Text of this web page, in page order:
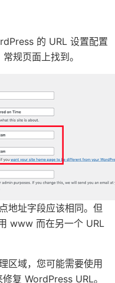
的 URL 设置配置
规页面上找到。
地址字段应该相同。但
www 而在另一个 URL
区域，您可能需要使用
复 WordPress URL。